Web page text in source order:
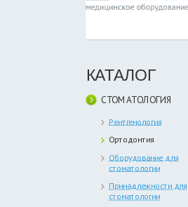
КАТАЛОГ
СТОМАТОЛОГИЯ
Рентгенология
Ортодонтия
Оборудование для
стоматологии
Принадлежности для
стоматологии